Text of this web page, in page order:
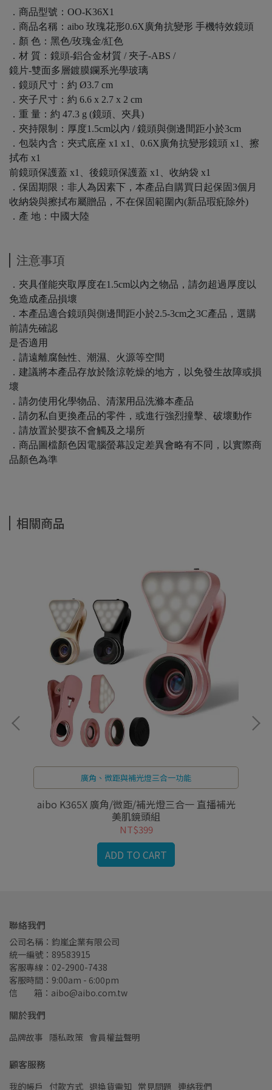
．商品型號：OO-K36X1
．商品名稱：aibo 玫瑰花形0.6X廣角抗變形 手機特效鏡頭
．顏 色：黑色/玫瑰金/紅色
．材 質：鏡頭-鋁合金材質 / 夾子-ABS /
鏡片-雙面多層鍍膜鑭系光學玻璃
．鏡頭尺寸：約 Ø3.7 cm
．夾子尺寸：約 6.6 x 2.7 x 2 cm
．重 量：約 47.3 g (鏡頭、夾具)
．夾持限制：厚度1.5cm以內 / 鏡頭與側邊間距小於3cm
．包裝內含：夾式底座 x1 x1、0.6X廣角抗變形鏡頭 x1、擦
拭布 x1
前鏡頭保護蓋 x1、後鏡頭保護蓋 x1、收納袋 x1
．保固期限：非人為因素下，本產品自購買日起保固3個月
收納袋與擦拭布屬贈品，不在保固範圍內(新品瑕疪除外)
．產 地：中國大陸
注意事項
．夾具僅能夾取厚度在1.5cm以內之物品，請勿超過厚度以
免造成產品損壞
．本產品適合鏡頭與側邊間距小於2.5-3cm之3C產品，選購
前請先確認
是否適用
．請遠離腐蝕性、潮濕、火源等空間
．建議將本產品存放於陰涼乾燥的地方，以免發生故障或損
壞
．請勿使用化學物品、清潔用品洗滌本產品
．請勿私自更換產品的零件，或進行強烈撞擊、破壞動作
．請放置於嬰孩不會觸及之場所
．商品圖檔顏色因電腦螢幕設定差異會略有不同，以實際商
品顏色為準
相關商品
廣角、微距與補光燈三合一功能
aibo K365X 廣角/微距/補光燈三合一 直播補光
美肌鏡頭組
NT$399
ADD TO CART
聯絡我們
公司名稱：鈞嵐企業有限公司
統一編號：89583915
客服專線：02-2900-7438
客服時間：9:00am - 6:00pm
信         箱：aibo@aibo.com.tw
關於我們
品牌故事 隱私政策 會員權益聲明
顧客服務
我的帳戶 付款方式 退換貨需知 常見問題 連絡我們